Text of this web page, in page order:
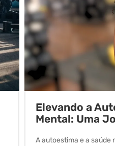
Elevando a
Mental: Uma
A autoestima e a saúde